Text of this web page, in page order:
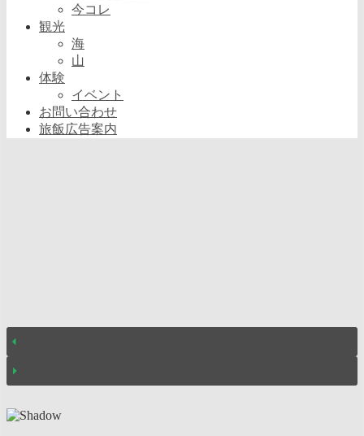
今コレ
観光
海
山
体験
イベント
お問い合わせ
旅飯広告案内